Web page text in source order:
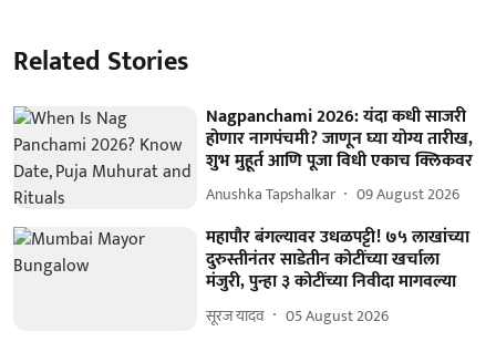
Related Stories
Nagpanchami 2026: यंदा कधी साजरी
होणार नागपंचमी? जाणून घ्या योग्य तारीख,
शुभ मुहूर्त आणि पूजा विधी एकाच क्लिकवर
Anushka Tapshalkar 09 August 2026
महापौर बंगल्यावर उधळपट्टी! ७५ लाखांच्या
दुरुस्तीनंतर साडेतीन कोटींच्या खर्चाला
मंजुरी, पुन्हा ३ कोटींच्या निवीदा मागवल्या
सूरज यादव 05 August 2026